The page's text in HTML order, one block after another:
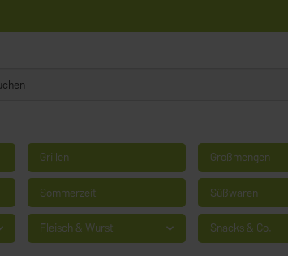
Grillen Großmengen
Sommerzeit Süßwaren
Fleisch & Wurst Snacks & Co.